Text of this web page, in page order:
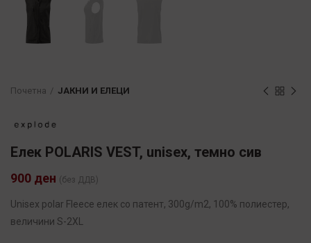
Почетна ЈАКНИ И ЕЛЕЦИ
Елек POLARIS VEST, unisex, темно сив
900 ден (без ДДВ)
Unisex polar Fleece елек со патент, 300g/m2, 100% полиестер,
величини S-2XL